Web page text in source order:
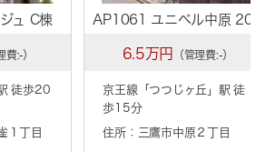
ュ C棟
費:-）
徒歩20
１丁目
AP1061 ユニベル中原 201
6.5万円 （管理費:-）
京王線「 つつじヶ丘 」駅 徒
歩15分
住所：三鷹市中原２丁目